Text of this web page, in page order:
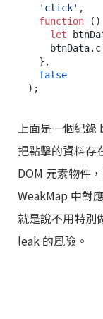
'click' ,
function (
let
    btnData.
false
上面是一個紀錄
把點擊的資料存
DOM 元素物件
WeakMap 中對
就是說不用特別
leak 的風險。